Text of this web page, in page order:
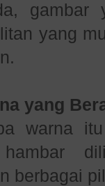
yang
yang
warna
hambar
berbagai